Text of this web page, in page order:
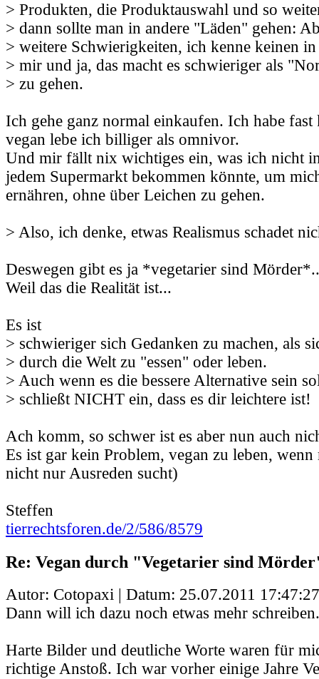
> Produkten, die Produktauswahl und so
> dann sollte man in andere "Läden" gehen:
> weitere Schwierigkeiten, ich kenne keinen
> mir und ja, das macht es schwieriger als
> zu gehen.
Ich gehe ganz normal einkaufen. Ich habe
vegan lebe ich billiger als omnivor.
Und mir fällt nix wichtiges ein, was ich nicht
jedem Supermarkt bekommen könnte, um
ernähren, ohne über Leichen zu gehen.
> Also, ich denke, etwas Realismus schadet
Deswegen gibt es ja *vegetarier sind
Weil das die Realität ist...
Es ist
> schwieriger sich Gedanken zu machen, als
> durch die Welt zu "essen" oder leben.
> Auch wenn es die bessere Alternative sein
> schließt NICHT ein, dass es dir leichtere ist!
Ach komm, so schwer ist es aber nun auch
Es ist gar kein Problem, vegan zu leben,
nicht nur Ausreden sucht)
Steffen
tierrechtsforen.de/2/586/8579
Re: Vegan durch "Vegetarier sind
Autor: Cotopaxi | Datum: 25.07.2011 17:47:27
Dann will ich dazu noch etwas mehr
Harte Bilder und deutliche Worte waren für
richtige Anstoß. Ich war vorher einige Jahre